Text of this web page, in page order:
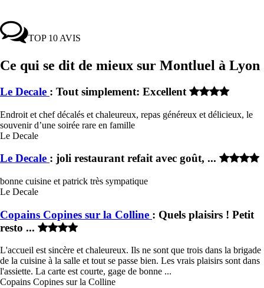
TOP 10 AVIS
Ce qui se dit de mieux sur Montluel à Lyon
Le Decale : Tout simplement: Excellent
Endroit et chef décalés et chaleureux, repas généreux et délicieux, le
souvenir d’une soirée rare en famille
Le Decale
Le Decale : joli restaurant refait avec goût, ...
bonne cuisine et patrick très sympatique
Le Decale
Copains Copines sur la Colline : Quels plaisirs ! Petit
resto ...
L'accueil est sincère et chaleureux. Ils ne sont que trois dans la brigade
de la cuisine à la salle et tout se passe bien. Les vrais plaisirs sont dans
l'assiette. La carte est courte, gage de bonne ...
Copains Copines sur la Colline